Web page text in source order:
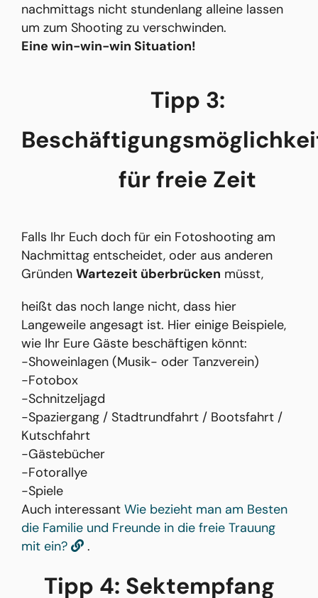
nachmittags nicht stundenlang alleine lassen
um zum Shooting zu verschwinden.
Eine win-win-win Situation!
Tipp 3:
für freie Zeit
Falls Ihr Euch doch für ein Fotoshooting am
Nachmittag entscheidet, oder aus anderen
Gründen Wartezeit überbrücken müsst,
heißt das noch lange nicht, dass hier
Langeweile angesagt ist. Hier einige Beispiele,
wie Ihr Eure Gäste beschäftigen könnt:
-Showeinlagen (Musik- oder Tanzverein)
-Fotobox
-Schnitzeljagd
-Spaziergang / Stadtrundfahrt / Bootsfahrt /
Kutschfahrt
-Gästebücher
-Fotorallye
-Spiele
Auch interessant Wie bezieht man am Besten
die Familie und Freunde in die freie Trauung
mit ein?
.
Tipp 4: Sektempfang